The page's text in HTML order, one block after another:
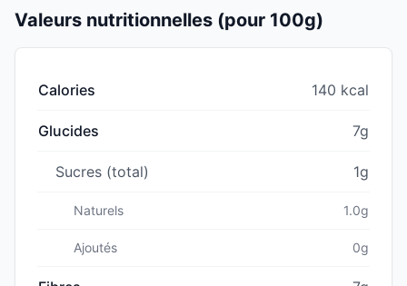
Valeurs nutritionnelles (pour 100g)
Calories 140 kcal
Glucides 7g
Sucres (total) 1g
Naturels 1.0g
Ajoutés 0g